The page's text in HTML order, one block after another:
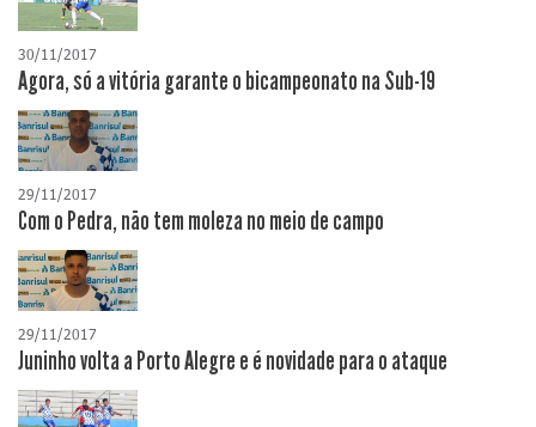
30/11/2017
Agora, só a vitória garante o bicampeonato na Sub-19
29/11/2017
Com o Pedra, não tem moleza no meio de campo
29/11/2017
Juninho volta a Porto Alegre e é novidade para o ataque